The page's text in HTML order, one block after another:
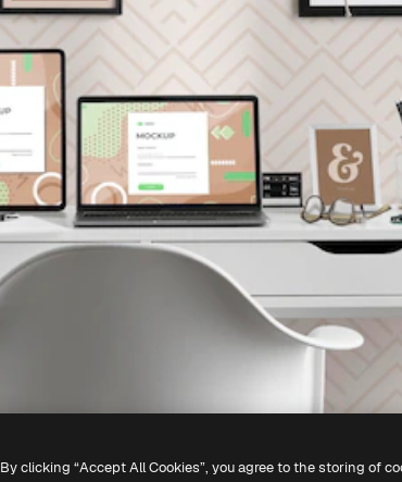
By clicking “Accept All Cookies”, you agree to the storing of